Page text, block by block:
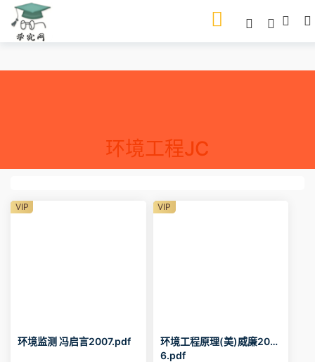
环境工程JC
环境监测 冯启言2007.pdf
VIP
环境工程原理(美)威廉200
6.pdf
VIP